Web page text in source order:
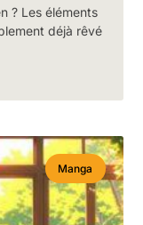
? Les éléments
déjà rêvé
Manga